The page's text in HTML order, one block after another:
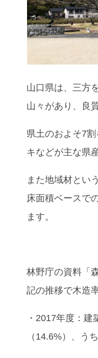
山口県は、三方
山々があり、良
県土のおよそ7
キなどが主な県
また地域材とい
床面積ベースで
ます。
林野庁の資料「
記の推移で木造
・2017年度：
（14.6%）、う